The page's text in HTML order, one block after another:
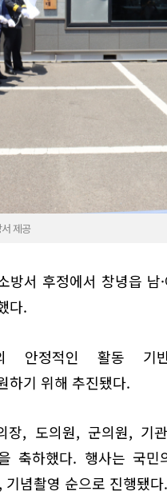
제공
방서 후정에서 창녕읍 남
다.
안정적인 활동 기
하기 위해 추진됐다.
장, 도의원, 군의원, 기
축하했다. 행사는 국민
념촬영 순으로 진행됐다.